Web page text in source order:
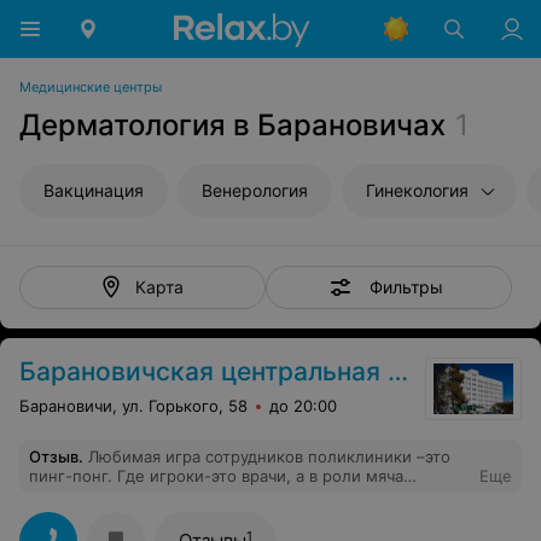
Медицинские центры
Дерматология в Барановичах 1
Вакцинация Венерология Гинекология
Карта Фильтры
Барановичская центральная поликлиника
Барановичи, ул. Горького, 58 до 20:00
Отзыв. Любимая игра сотрудников поликлиники –это
пинг-понг. Где игроки-это врачи, а в роли мяча
перекидывают мяч от одного к другому с одной и той
же фразой: «Это не наше, мы это не лечим». Тогда ход
Еще
1